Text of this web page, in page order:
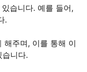
습니다. 예를 들어,
.
해주며, 이를 통해 이
니다.